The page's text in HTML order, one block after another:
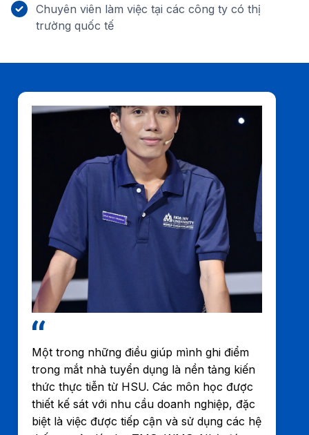
Chuyên viên làm việc tại các công ty có thị
trường quốc tế
Một trong những điều giúp mình ghi điểm
trong mắt nhà tuyển dụng là nền tảng kiến
thức thực tiễn từ HSU. Các môn học được
thiết kế sát với nhu cầu doanh nghiệp, đặc
biệt là việc được tiếp cận và sử dụng các hệ